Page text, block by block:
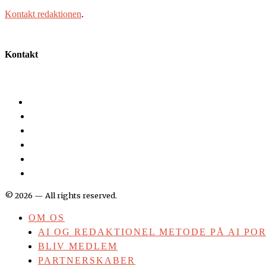
Kontakt redaktionen.
Kontakt
©2026 — All rights reserved.
OM OS
AI OG REDAKTIONEL METODE PÅ AI
BLIV MEDLEM
PARTNERSKABER